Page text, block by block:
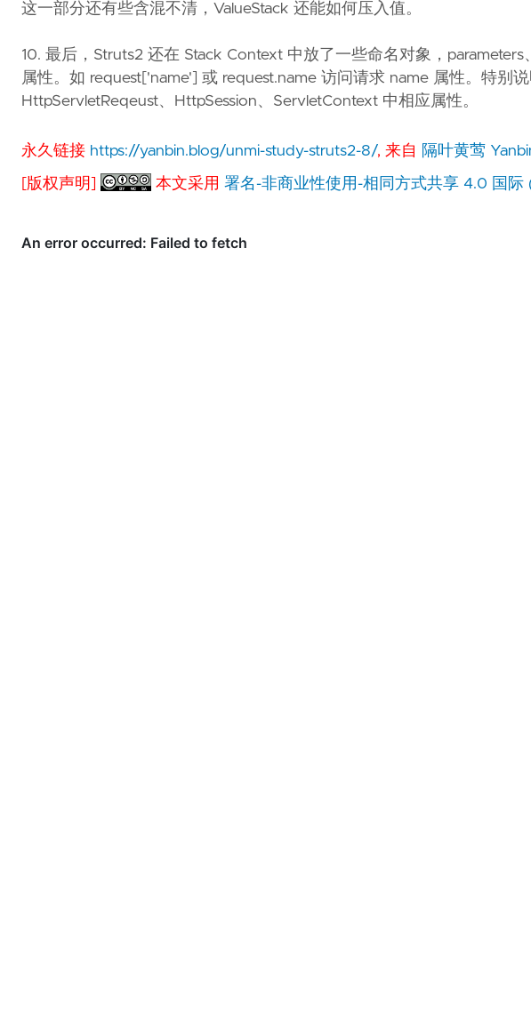
这一部分还有些含混不清，ValueStack 还能如何压入值。
10. 最后，Struts2 还在 Stack Context 中放了一些命名对象，
属性。如 request['name'] 或 request.name 访问请求 name 属性。特别
HttpServletReqeust、HttpSession、ServletContext 中相应属性。
永久链接 https://yanbin.blog/unmi-study-struts2-8/, 来自 隔叶黄莺
[版权声明] 本文采用署名-非商业性使用-相同方式共享 4.0 国际